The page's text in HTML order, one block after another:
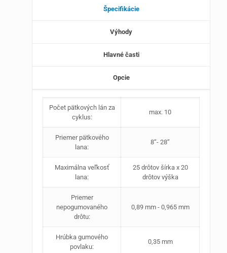
Špecifikácie
Výhody
Hlavné časti
Opcie
Počet pätkových lán za
cyklus:
max. 10
Priemer pätkového
lana:
8‘‘- 28‘‘
Maximálna veľkosť
lana:
25 drôtov šírka x 20
drôtov výška
Priemer
nepogumovaného
drôtu:
0,89 mm - 0,965 mm
Hrúbka gumového
povlaku:
0,35 mm